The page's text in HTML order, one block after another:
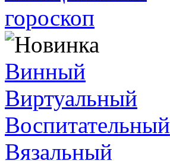
гороскоп
Винный
Виртуальный
Воспитательный
Вязальный